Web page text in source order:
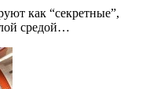
как “секретные”,
средой…